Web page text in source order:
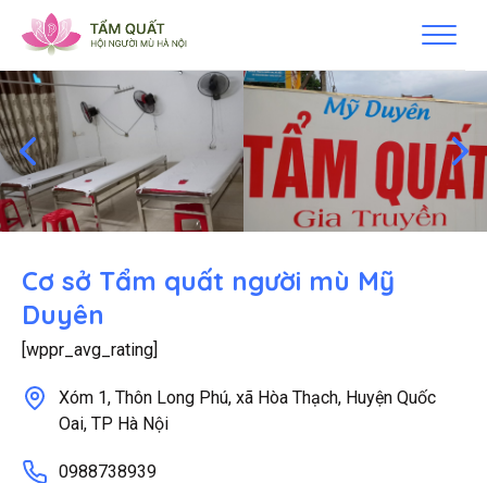
Cơ sở Tẩm quất người mù Mỹ
Duyên
[wppr_avg_rating]
Xóm 1, Thôn Long Phú, xã Hòa Thạch, Huyện Quốc
Oai, TP Hà Nội
0988738939